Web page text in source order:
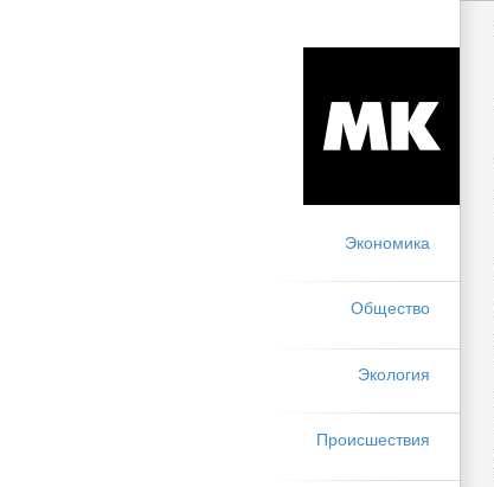
Экономика
Общество
Экология
Происшествия